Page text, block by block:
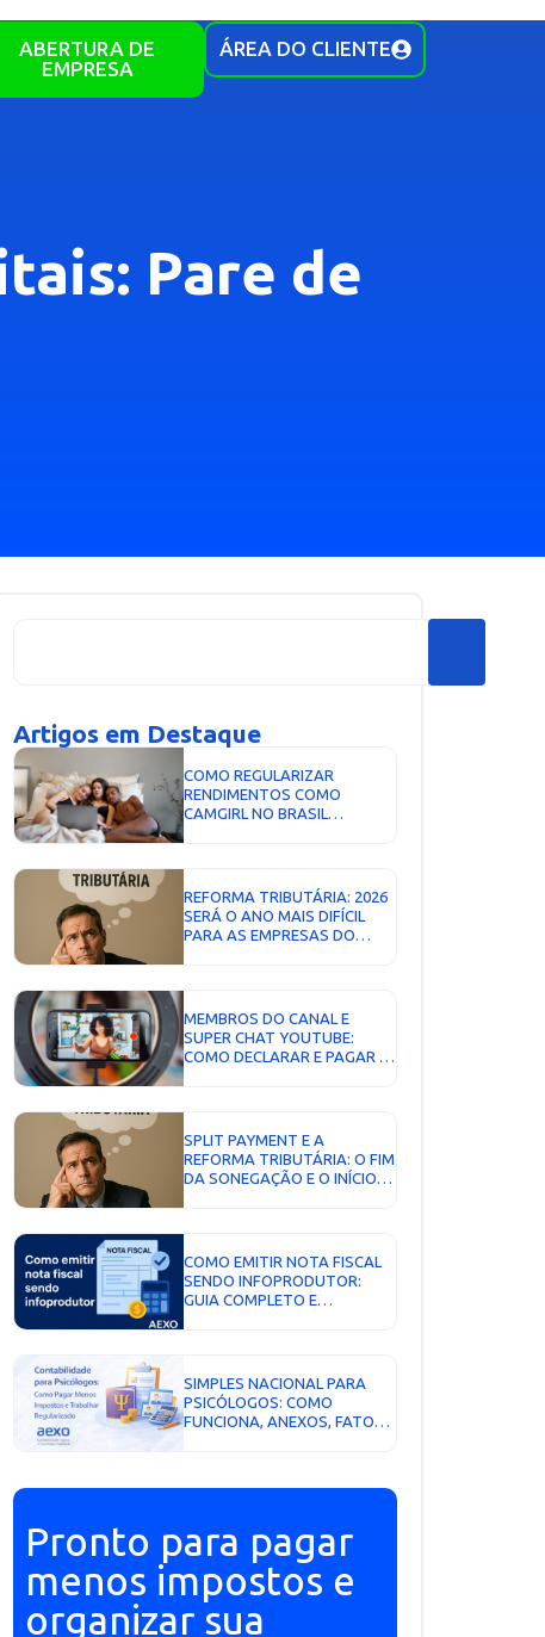
ABERTURA DE
EMPRESA
ÁREA DO CLIENTE
Pare de
Artigos em Destaque
COMO REGULARIZAR
RENDIMENTOS COMO
CAMGIRL NO BRASIL
REFORMA TRIBUTÁRIA: 2026
SERÁ O ANO MAIS DIFÍCIL
PARA AS EMPRESAS DO
MEMBROS DO CANAL E
SUPER CHAT YOUTUBE:
COMO DECLARAR E PAGAR O
SPLIT PAYMENT E A
REFORMA TRIBUTÁRIA: O FIM
DA SONEGAÇÃO E O INÍCIO
COMO EMITIR NOTA FISCAL
SENDO INFOPRODUTOR:
GUIA COMPLETO E
SIMPLES NACIONAL PARA
PSICÓLOGOS: COMO
FUNCIONA, ANEXOS, FATOR
Pronto para pagar
menos impostos e
organizar sua